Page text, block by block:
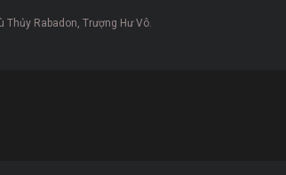
Thủy Rabadon, Trượng Hư Vô.